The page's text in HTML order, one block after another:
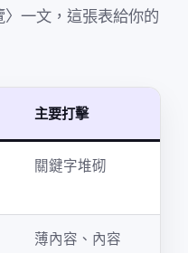
一文，這張表給你的
主要打擊
關鍵字堆砌
薄內容、內容